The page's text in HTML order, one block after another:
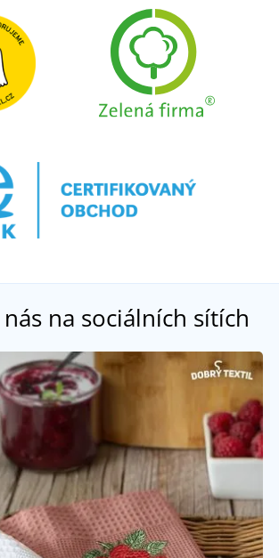
na sociálních sítích